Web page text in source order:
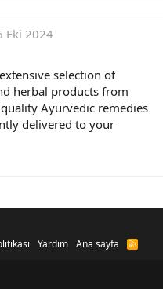
Eki 2024
selection of
herbal products from
Ayurvedic remedies
delivered to your
Yardım Ana sayfa
R